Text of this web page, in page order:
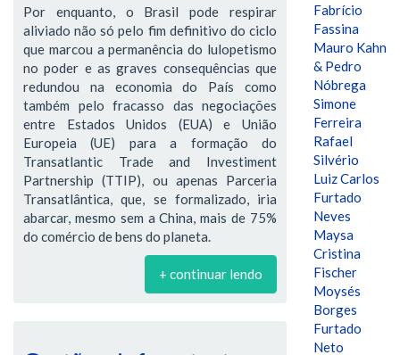
Por enquanto, o Brasil pode respirar
aliviado não só pelo fim definitivo do ciclo
que marcou a permanência do lulopetismo
no poder e as graves consequências que
redundou na economia do País como
também pelo fracasso das negociações
entre Estados Unidos (EUA) e União
Europeia (UE) para a formação do
Transatlantic Trade and Investiment
Partnership (TTIP), ou apenas Parceria
Transatlântica, que, se formalizado, iria
abarcar, mesmo sem a China, mais de 75%
do comércio de bens do planeta.
+ continuar lendo
Fabrício
Fassina
Mauro Kahn
& Pedro
Nóbrega
Simone
Ferreira
Rafael
Silvério
Luiz Carlos
Furtado
Neves
Maysa
Cristina
Fischer
Moysés
Borges
Furtado
Neto